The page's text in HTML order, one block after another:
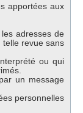
apportées aux
adresses de
telle revue sans
ou qui
un message
personnelles